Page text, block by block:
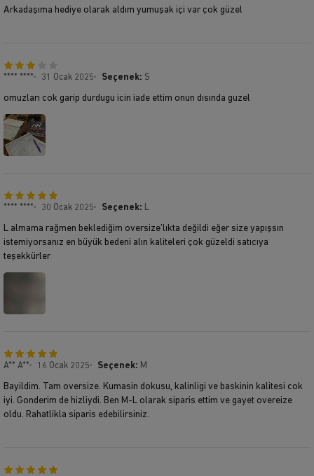
Arkadaşıma hediye olarak aldım yumuşak içi var çok güzel
**** **** 31 Ocak 2025 Seçenek: S
omuzları cok garip durdugu icin iade ettim onun dısında guzel
**** **** 30 Ocak 2025 Seçenek:
L almama rağmen beklediğim oversize’lıkta değildi eğer size yapışsın
istemiyorsanız en büyük bedeni alın kaliteleri çok güzeldi satıcıya
teşekkürler
A** A** 16 Ocak 2025 Seçenek: M
Bayildim. Tam oversize. Kumasin dokusu, kalinligi ve baskinin kalitesi cok
iyi. Gonderim de hizliydi. Ben M-L olarak siparis ettim ve gayet overeize
oldu. Rahatlikla siparis edebilirsiniz.